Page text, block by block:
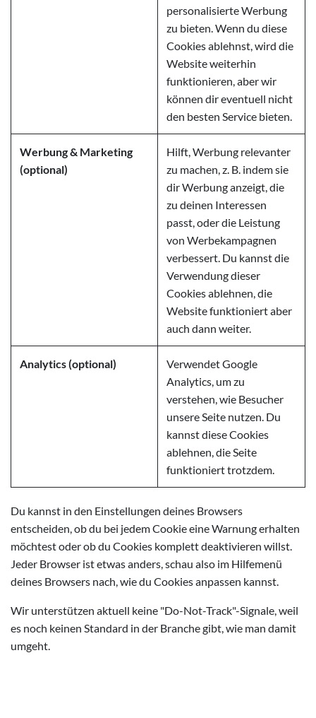
personalisierte Werbung
zu bieten. Wenn du diese
Cookies ablehnst, wird die
Website weiterhin
funktionieren, aber wir
können dir eventuell nicht
den besten Service bieten.
Werbung & Marketing
(optional)
Hilft, Werbung relevanter
zu machen, z. B. indem sie
dir Werbung anzeigt, die
zu deinen Interessen
passt, oder die Leistung
von Werbekampagnen
verbessert. Du kannst die
Verwendung dieser
Cookies ablehnen, die
Website funktioniert aber
auch dann weiter.
Analytics (optional)
Verwendet Google
Analytics, um zu
verstehen, wie Besucher
unsere Seite nutzen. Du
kannst diese Cookies
ablehnen, die Seite
funktioniert trotzdem.
Du kannst in den Einstellungen deines Browsers
entscheiden, ob du bei jedem Cookie eine Warnung erhalten
möchtest oder ob du Cookies komplett deaktivieren willst.
Jeder Browser ist etwas anders, schau also im Hilfemenü
deines Browsers nach, wie du Cookies anpassen kannst.
Wir unterstützen aktuell keine "Do-Not-Track"-Signale, weil
es noch keinen Standard in der Branche gibt, wie man damit
umgeht.